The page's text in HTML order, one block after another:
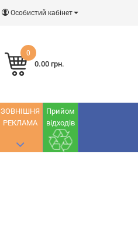
Особистий кабінет
0
0.00 грн.
ЗОВНІШНЯ
РЕКЛАМА
Прийом
відходів